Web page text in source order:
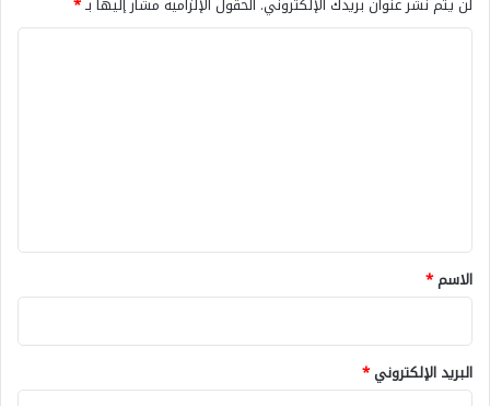
*
الاسم*
البريد الإلكتروني*